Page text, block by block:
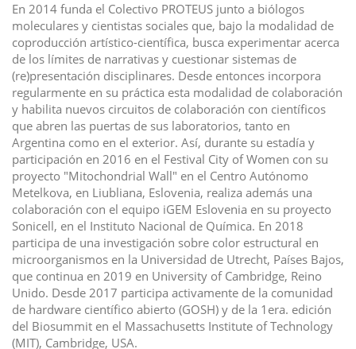
En 2014 funda el Colectivo PROTEUS junto a biólogos
moleculares y cientistas sociales que, bajo la modalidad de
coproducción artístico-científica, busca experimentar acerca
de los límites de narrativas y cuestionar sistemas de
(re)presentación disciplinares. Desde entonces incorpora
regularmente en su práctica esta modalidad de colaboración
y habilita nuevos circuitos de colaboración con científicos
que abren las puertas de sus laboratorios, tanto en
Argentina como en el exterior. Así, durante su estadía y
participación en 2016 en el Festival City of Women con su
proyecto "Mitochondrial Wall" en el Centro Autónomo
Metelkova, en Liubliana, Eslovenia, realiza además una
colaboración con el equipo iGEM Eslovenia en su proyecto
Sonicell, en el Instituto Nacional de Química. En 2018
participa de una investigación sobre color estructural en
microorganismos en la Universidad de Utrecht, Países Bajos,
que continua en 2019 en University of Cambridge, Reino
Unido. Desde 2017 participa activamente de la comunidad
de hardware científico abierto (GOSH) y de la 1era. edición
del Biosummit en el Massachusetts Institute of Technology
(MIT), Cambridge, USA.